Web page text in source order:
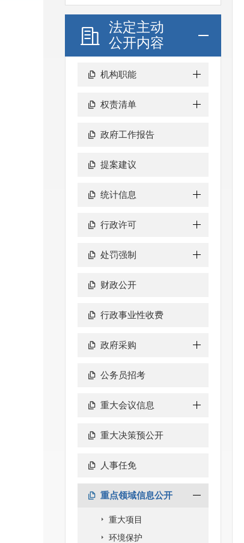
法定主动
公开内容
机构职能
权责清单
政府工作报告
提案建议
统计信息
行政许可
处罚强制
财政公开
行政事业性收费
政府采购
公务员招考
重大会议信息
重大决策预公开
人事任免
重点领域信息公开
重大项目
环境保护